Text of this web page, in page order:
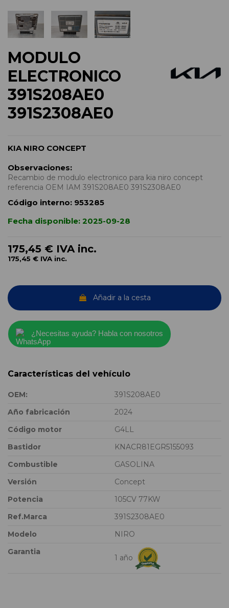
MODULO
ELECTRONICO
391S208AE0
391S2308AE0
KIA NIRO CONCEPT
Observaciones:
Recambio de modulo electronico para kia niro concept
referencia OEM IAM 391S208AE0 391S2308AE0
Código interno: 953285
Fecha disponible: 2025-09-28
175,45 € IVA inc.
175,45 € IVA inc.
Añadir a la cesta
¿Necesitas ayuda? Habla con nosotros
Características del vehículo
OEM:
391S208AE0
Año fabricación
2024
Código motor
G4LL
Bastidor
KNACR81EGR5155093
Combustible
GASOLINA
Versión
Concept
Potencia
105CV 77KW
Ref.Marca
391S2308AE0
Modelo
NIRO
Garantia
1 año